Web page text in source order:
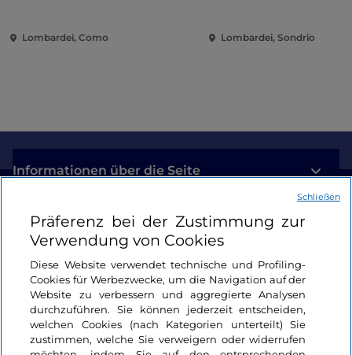
am Comer See
Lombardei, Como Lombardei, Sondrio
Informationen über die Seite
Nützliche Links
Login
Bleiben wir in Kontakt
Präferenz bei der Zustimmung zur
Verwendung von Cookies
Diese Website verwendet technische und Profiling-
Cookies für Werbezwecke, um die Navigation auf der
Website zu verbessern und aggregierte Analysen
durchzuführen. Sie können jederzeit entscheiden,
welchen Cookies (nach Kategorien unterteilt) Sie
zustimmen, welche Sie verweigern oder widerrufen
Schließen